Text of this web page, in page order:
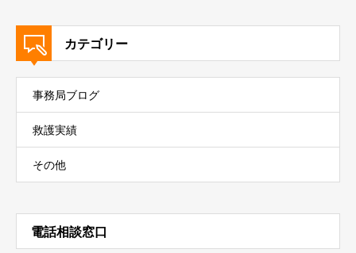
カテゴリー
事務局ブログ
救護実績
その他
電話相談窓口